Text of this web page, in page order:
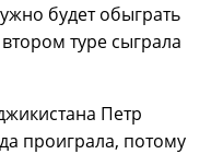
будет обыграть
туре сыграла
Петр
проиграла, потому